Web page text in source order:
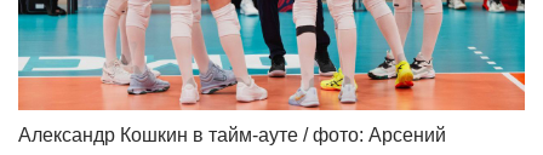
Александр Кошкин в тайм-ауте / фото: Арсений